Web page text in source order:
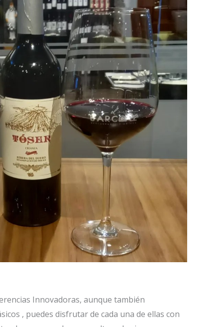
Innovadoras, aunque también
, puedes disfrutar de cada una de ellas con